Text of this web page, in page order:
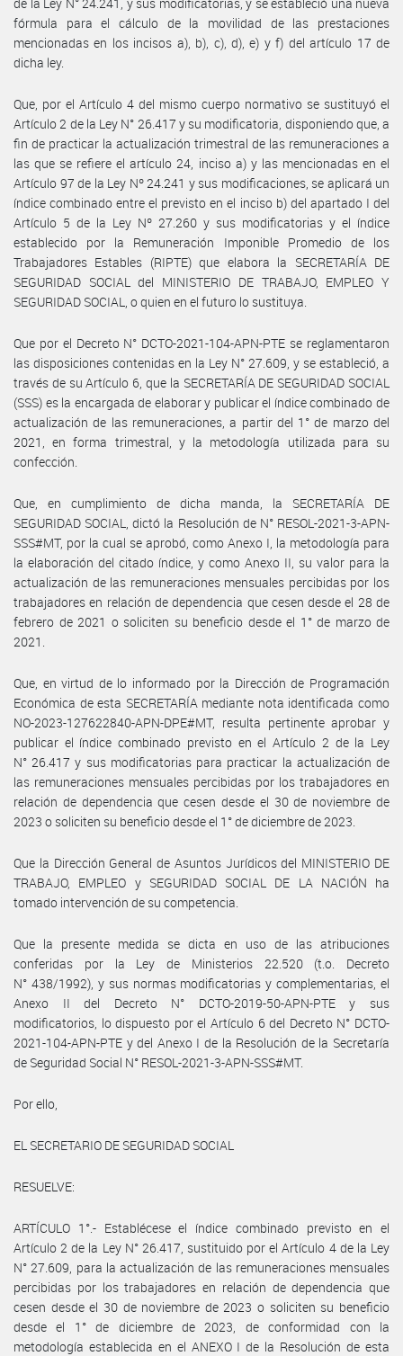
fórmula para el cálculo de la movilidad de las prestaciones
mencionadas en los incisos a), b), c), d), e) y f) del artículo 17 de
dicha ley.
Que, por el Artículo 4 del mismo cuerpo normativo se sustituyó el
Artículo 2 de la Ley N° 26.417 y su modificatoria, disponiendo que, a
fin de practicar la actualización trimestral de las remuneraciones a
las que se refiere el artículo 24, inciso a) y las mencionadas en el
Artículo 97 de la Ley Nº 24.241 y sus modificaciones, se aplicará un
índice combinado entre el previsto en el inciso b) del apartado I del
Artículo 5 de la Ley Nº 27.260 y sus modificatorias y el índice
establecido por la Remuneración Imponible Promedio de los
Trabajadores Estables (RIPTE) que elabora la SECRETARÍA DE
SEGURIDAD SOCIAL del MINISTERIO DE TRABAJO, EMPLEO Y
SEGURIDAD SOCIAL, o quien en el futuro lo sustituya.
Que por el Decreto N° DCTO-2021-104-APN-PTE se reglamentaron
las disposiciones contenidas en la Ley N° 27.609, y se estableció, a
través de su Artículo 6, que la SECRETARÍA DE SEGURIDAD SOCIAL
(SSS) es la encargada de elaborar y publicar el índice combinado de
actualización de las remuneraciones, a partir del 1° de marzo del
2021, en forma trimestral, y la metodología utilizada para su
confección.
Que, en cumplimiento de dicha manda, la SECRETARÍA DE
SEGURIDAD SOCIAL, dictó la Resolución de N° RESOL-2021-3-APN-
SSS#MT, por la cual se aprobó, como Anexo I, la metodología para
la elaboración del citado índice, y como Anexo II, su valor para la
actualización de las remuneraciones mensuales percibidas por los
trabajadores en relación de dependencia que cesen desde el 28 de
febrero de 2021 o soliciten su beneficio desde el 1° de marzo de
2021.
Que, en virtud de lo informado por la Dirección de Programación
Económica de esta SECRETARÍA mediante nota identificada como
NO-2023-127622840-APN-DPE#MT, resulta pertinente aprobar y
publicar el índice combinado previsto en el Artículo 2 de la Ley
N° 26.417 y sus modificatorias para practicar la actualización de
las remuneraciones mensuales percibidas por los trabajadores en
relación de dependencia que cesen desde el 30 de noviembre de
2023 o soliciten su beneficio desde el 1° de diciembre de 2023.
Que la Dirección General de Asuntos Jurídicos del MINISTERIO DE
TRABAJO, EMPLEO y SEGURIDAD SOCIAL DE LA NACIÓN ha
tomado intervención de su competencia.
Que la presente medida se dicta en uso de las atribuciones
conferidas por la Ley de Ministerios 22.520 (t.o. Decreto
N° 438/1992), y sus normas modificatorias y complementarias, el
Anexo II del Decreto N° DCTO-2019-50-APN-PTE y sus
modificatorios, lo dispuesto por el Artículo 6 del Decreto N° DCTO-
2021-104-APN-PTE y del Anexo I de la Resolución de la Secretaría
de Seguridad Social N° RESOL-2021-3-APN-SSS#MT.
Por ello,
EL SECRETARIO DE SEGURIDAD SOCIAL
RESUELVE:
ARTÍCULO 1°.- Establécese el índice combinado previsto en el
Artículo 2 de la Ley N° 26.417, sustituido por el Artículo 4 de la Ley
N° 27.609, para la actualización de las remuneraciones mensuales
percibidas por los trabajadores en relación de dependencia que
cesen desde el 30 de noviembre de 2023 o soliciten su beneficio
desde el 1° de diciembre de 2023, de conformidad con la
metodología establecida en el ANEXO I de la Resolución de esta